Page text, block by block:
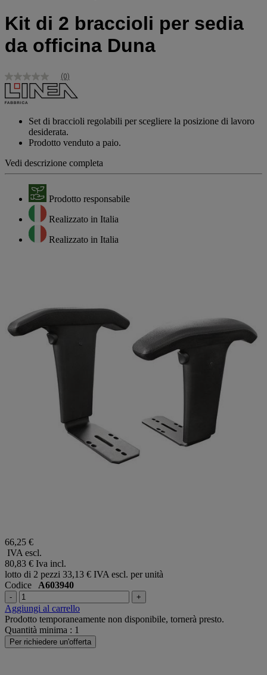
Kit di 2 braccioli per sedia
da officina Duna
Nessuna
valutazione
Stesso
pagina.
(0)
Set di braccioli regolabili per scegliere la posizione di lavoro
desiderata.
Prodotto venduto a paio.
Vedi descrizione completa
Prodotto responsabile
Realizzato in Italia
Realizzato in Italia
66,25 €
IVA escl.
80,83 € Iva incl.
lotto di 2 pezzi 33,13 € IVA escl. per unità
Codice A603940
- +
Aggiungi al carrello
Prodotto temporaneamente non disponibile, tornerà presto.
Quantità minima : 1
Per richiedere un'offerta